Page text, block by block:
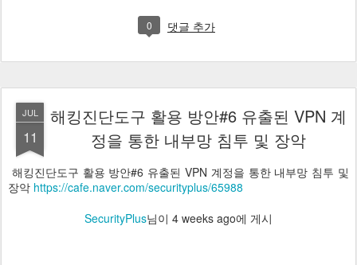
0 댓글 추가
JUL
11
해킹진단도구 활용 방안#6 유출된 VPN 계
정을 통한 내부망 침투 및 장악
해킹진단도구 활용 방안#6 유출된 VPN 계정을 통한 내부망 침투 및
장악 https://cafe.naver.com/securityplus/65988
SecurityPlus님이 4 weeks ago에 게시